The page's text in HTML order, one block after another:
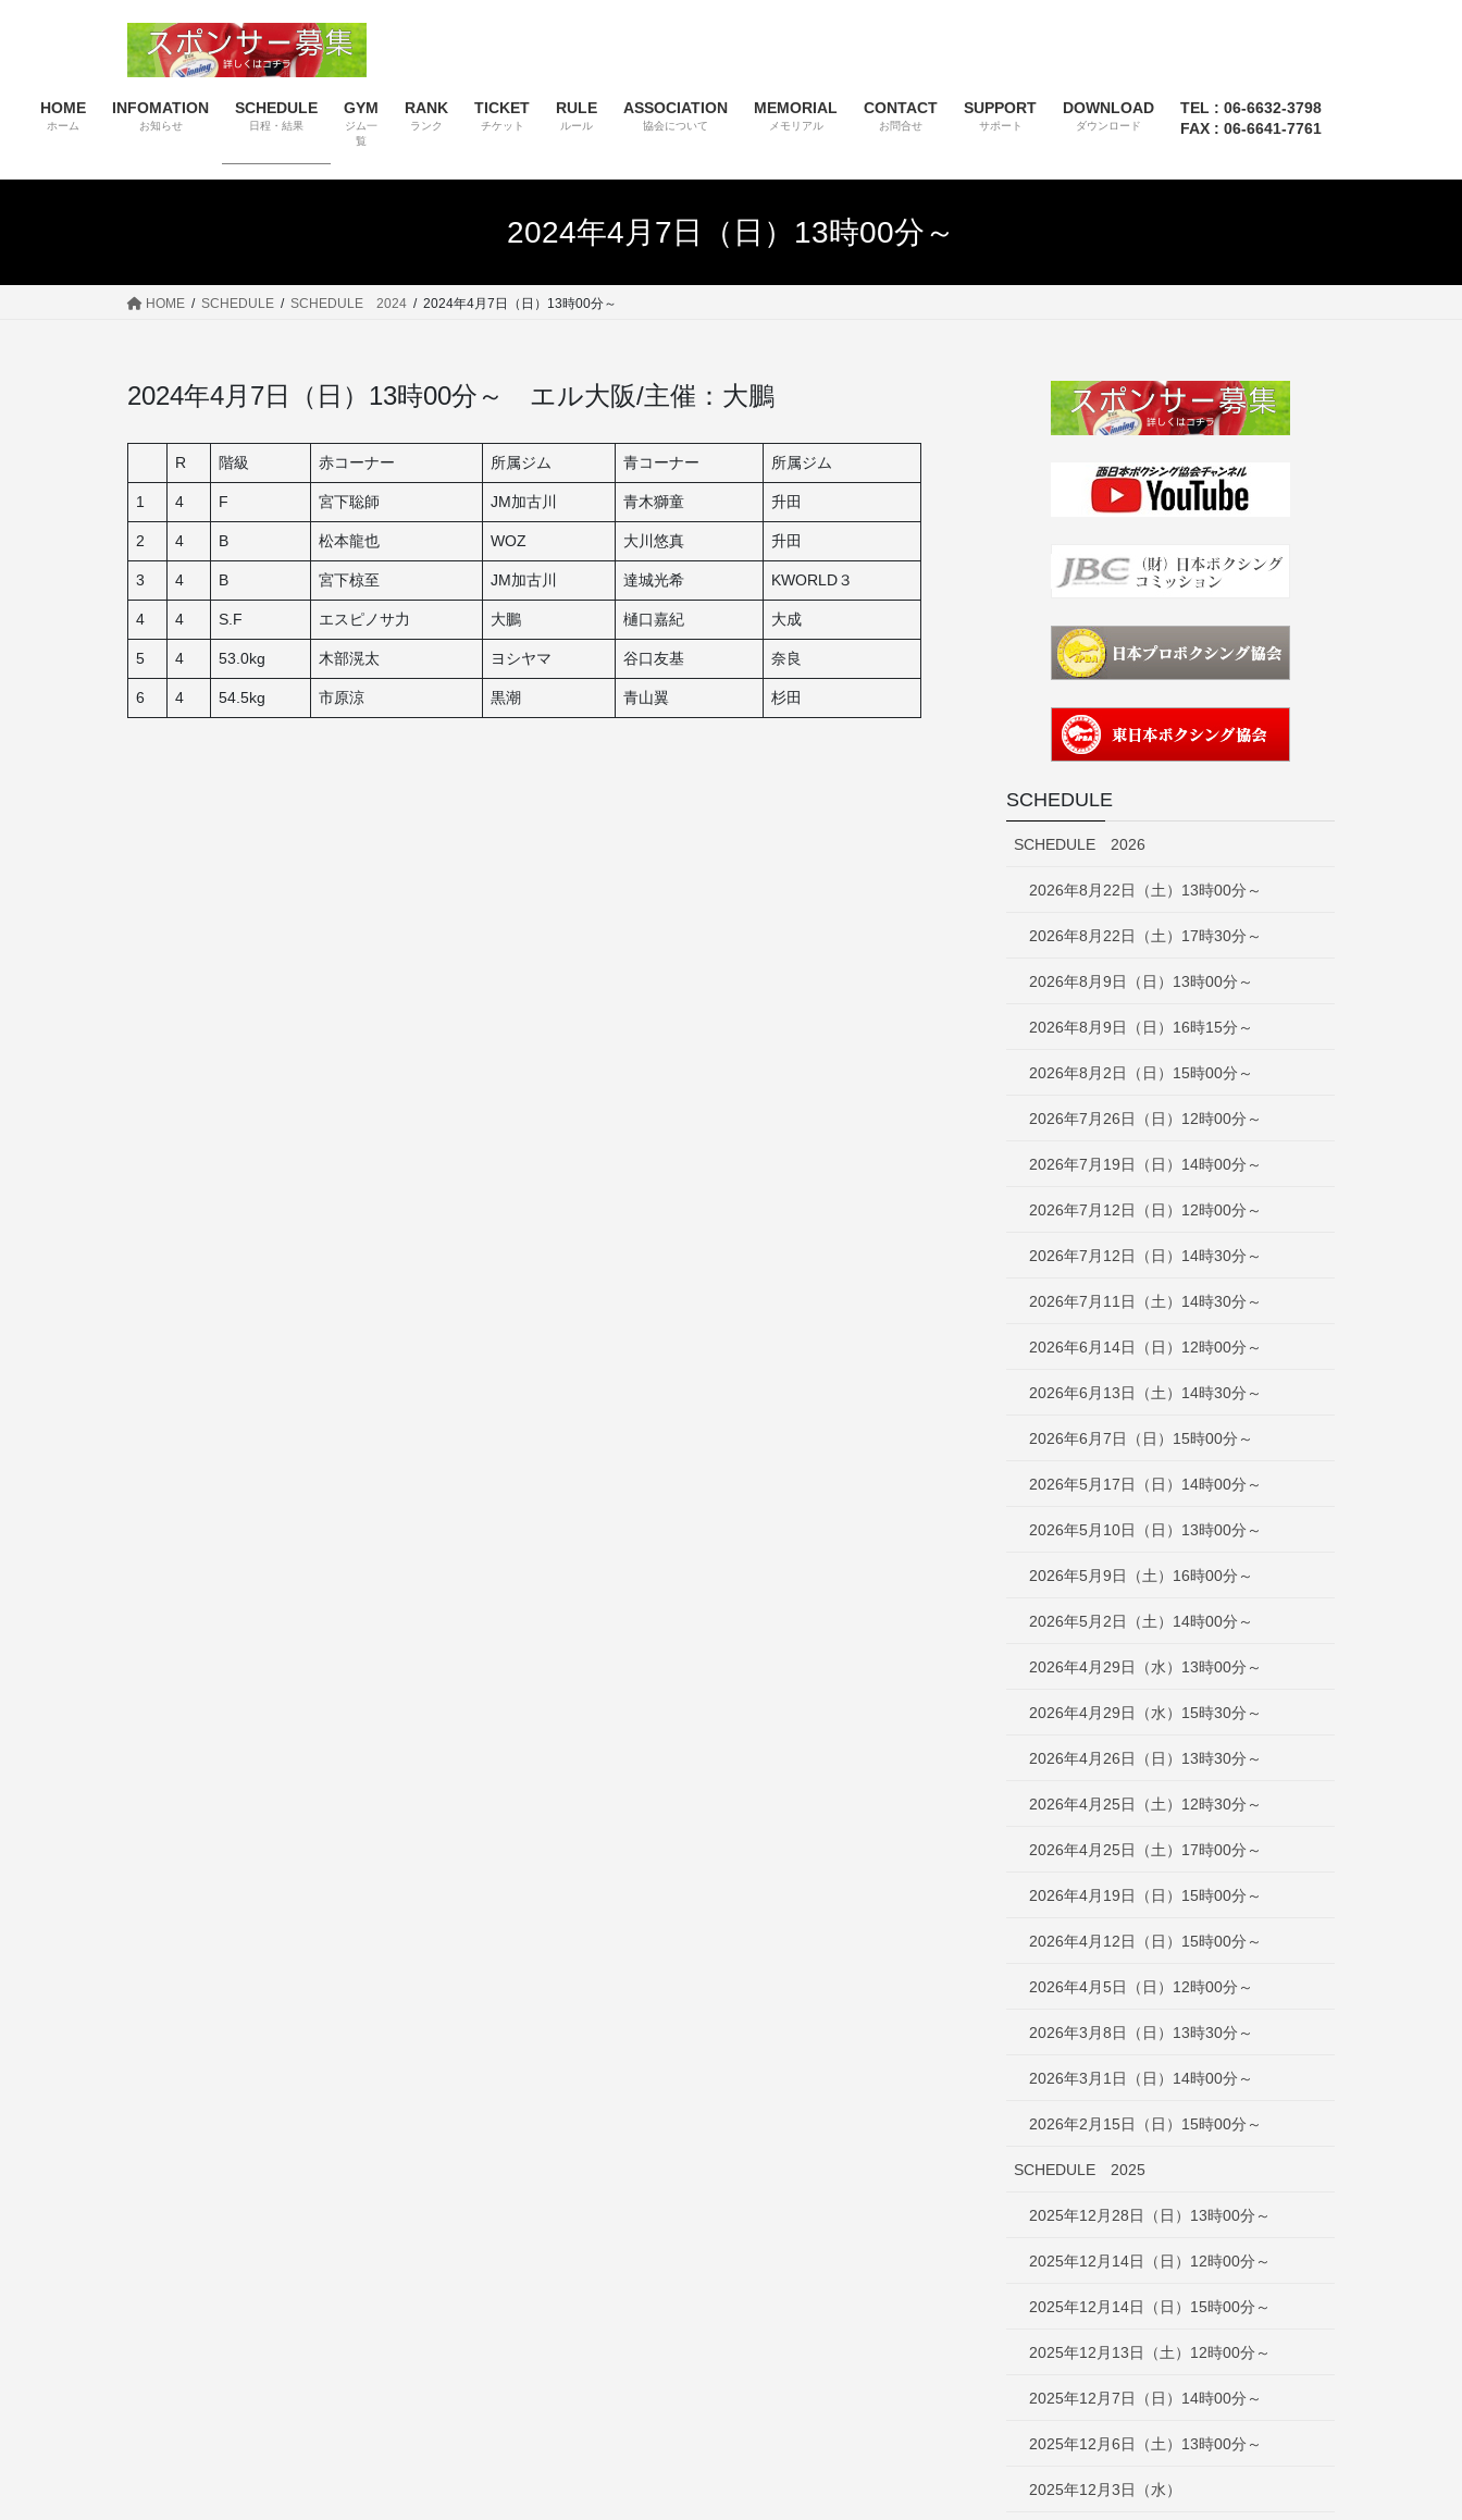
HOME
ホーム
INFOMATION
お知らせ
SCHEDULE
日程・結果
GYM
ジム一
覧
RANK
ランク
TICKET
チケット
RULE
ルール
ASSOCIATION
協会について
MEMORIAL
メモリアル
CONTACT
お問合せ
SUPPORT
サポート
DOWNLOAD
ダウンロード
TEL : 06-6632-3798
FAX : 06-6641-7761
2024年4月7日（日）13時00分～
HOME SCHEDULE SCHEDULE 2024 2024年4月7日（日）13時00分～
2024年4月7日（日）13時00分～ エル大阪/主催：大鵬
R 階級 赤コーナー 所属ジム 青コーナー 所属ジム
1 4 F 宮下聡師 JM加古川 青木獅童 升田
2 4 B 松本龍也 WOZ 大川悠真 升田
3 4 B 宮下椋至 JM加古川 達城光希 KWORLD３
4 4 S.F エスピノサ力 大鵬 樋口嘉紀 大成
5 4 53.0kg 木部滉太 ヨシヤマ 谷口友基 奈良
6 4 54.5kg 市原涼 黒潮 青山翼 杉田
SCHEDULE
SCHEDULE 2026
2026年8月22日（土）13時00分～
2026年8月22日（土）17時30分～
2026年8月9日（日）13時00分～
2026年8月9日（日）16時15分～
2026年8月2日（日）15時00分～
2026年7月26日（日）12時00分～
2026年7月19日（日）14時00分～
2026年7月12日（日）12時00分～
2026年7月12日（日）14時30分～
2026年7月11日（土）14時30分～
2026年6月14日（日）12時00分～
2026年6月13日（土）14時30分～
2026年6月7日（日）15時00分～
2026年5月17日（日）14時00分～
2026年5月10日（日）13時00分～
2026年5月9日（土）16時00分～
2026年5月2日（土）14時00分～
2026年4月29日（水）13時00分～
2026年4月29日（水）15時30分～
2026年4月26日（日）13時30分～
2026年4月25日（土）12時30分～
2026年4月25日（土）17時00分～
2026年4月19日（日）15時00分～
2026年4月12日（日）15時00分～
2026年4月5日（日）12時00分～
2026年3月8日（日）13時30分～
2026年3月1日（日）14時00分～
2026年2月15日（日）15時00分～
SCHEDULE 2025
2025年12月28日（日）13時00分～
2025年12月14日（日）12時00分～
2025年12月14日（日）15時00分～
2025年12月13日（土）12時00分～
2025年12月7日（日）14時00分～
2025年12月6日（土）13時00分～
2025年12月3日（水）